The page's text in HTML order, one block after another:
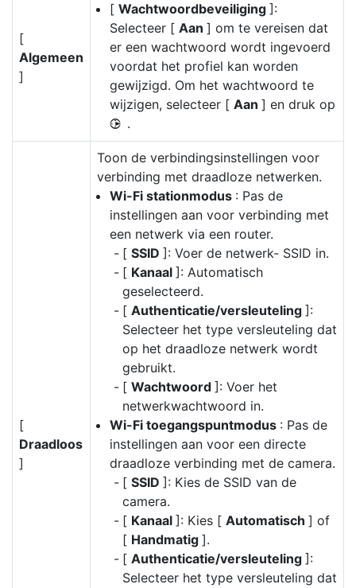
[
Algemeen
]
[ Wachtwoordbeveiliging ]:
Selecteer [ Aan ] om te vereisen dat
er een wachtwoord wordt ingevoerd
voordat het profiel kan worden
gewijzigd. Om het wachtwoord te
wijzigen, selecteer [ Aan ] en druk op
2 .
[
Draadloos
]
Toon de verbindingsinstellingen voor
verbinding met draadloze netwerken.
Wi-Fi stationmodus : Pas de
instellingen aan voor verbinding met
een netwerk via een router.
[ SSID ]: Voer de netwerk- SSID in.
[ Kanaal ]: Automatisch
geselecteerd.
[ Authenticatie/versleuteling ]:
Selecteer het type versleuteling dat
op het draadloze netwerk wordt
gebruikt.
[ Wachtwoord ]: Voer het
netwerkwachtwoord in.
Wi-Fi toegangspuntmodus : Pas de
instellingen aan voor een directe
draadloze verbinding met de camera.
[ SSID ]: Kies de SSID van de
camera.
[ Kanaal ]: Kies [ Automatisch ] of
[ Handmatig ].
[ Authenticatie/versleuteling ]:
Selecteer het type versleuteling dat